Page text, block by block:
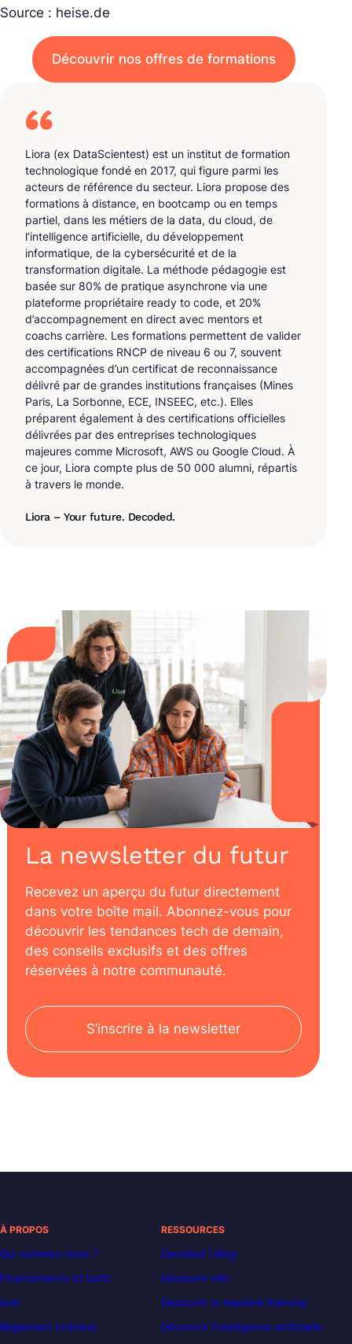
Source : heise.de
Découvrir nos offres de formations
Liora (ex DataScientest) est un institut de formation
technologique fondé en 2017, qui figure parmi les
acteurs de référence du secteur. Liora propose des
formations à distance, en bootcamp ou en temps
partiel, dans les métiers de la data, du cloud, de
l’intelligence artificielle, du développement
informatique, de la cybersécurité et de la
transformation digitale. La méthode pédagogie est
basée sur 80% de pratique asynchrone via une
plateforme propriétaire ready to code, et 20%
d’accompagnement en direct avec mentors et
coachs carrière. Les formations permettent de valider
des certifications RNCP de niveau 6 ou 7, souvent
accompagnées d’un certificat de reconnaissance
délivré par de grandes institutions françaises (Mines
Paris, La Sorbonne, ECE, INSEEC, etc.). Elles
préparent également à des certifications officielles
délivrées par des entreprises technologiques
majeures comme Microsoft, AWS ou Google Cloud. À
ce jour, Liora compte plus de 50 000 alumni, répartis
à travers le monde.
Liora – Your future. Decoded.
La newsletter du futur
Recevez un aperçu du futur directement
dans votre boîte mail. Abonnez-vous pour
découvrir les tendances tech de demain,
des conseils exclusifs et des offres
réservées à notre communauté.
S’inscrire à la newsletter
À PROPOS
Qui sommes-nous ?
Financements et tarifs
Avis
Règlement intérieur
RESSOURCES
Decoded | Blog
Découvrir n8n
Découvrir le machine learning
Découvrir l’intelligence artificielle